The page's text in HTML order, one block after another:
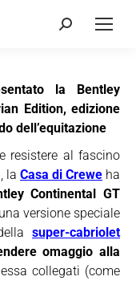
Cerca:
la Bentley
Edition, edizione
dell’equitazione
resistere al fascino
la Casa di Crewe ha
Continental GT
versione speciale
super-cabriolet
omaggio alla
collegati (come